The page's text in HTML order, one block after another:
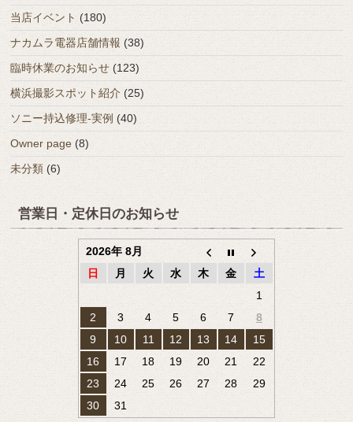
当店イベント (180)
ナカムラ電器店舗情報 (38)
臨時休業のお知らせ (123)
横浜撮影スポット紹介 (25)
ソニー持込修理-実例 (40)
Owner page (8)
未分類 (6)
営業日・定休日のお知らせ
2026年 8月
日
月 火 水 木 金
土
1
2
3 4 5 6 7
8
9
10 11 12 13 14
15
16
17 18 19 20 21
22
23
24 25 26 27 28
29
30
31